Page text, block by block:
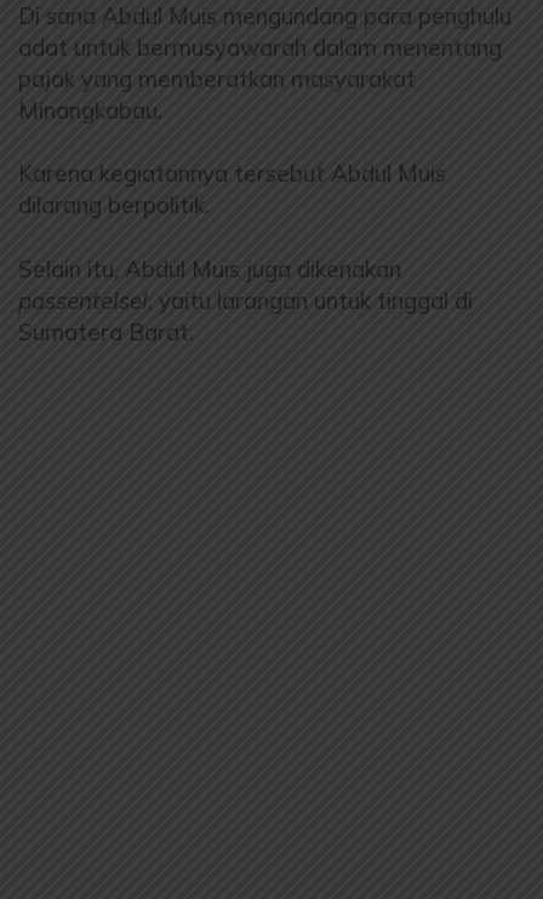
Di sana Abdul Muis mengundang para penghulu
adat untuk bermusyawarah dalam menentang
pajak yang memberatkan masyarakat
Minangkabau.
Karena kegiatannya tersebut Abdul Muis
dilarang berpolitik.
Selain itu, Abdul Muis juga dikenakan
passentelsel, yaitu larangan untuk tinggal di
Sumatera Barat.